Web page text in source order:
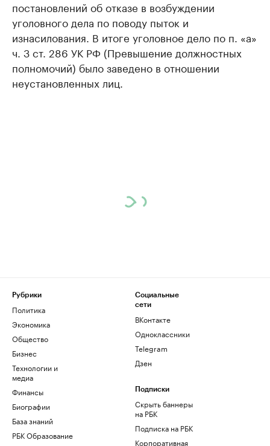
постановлений об отказе в возбуждении
уголовного дела по поводу пыток и
изнасилования. В итоге уголовное дело по п. «а»
ч. 3 ст. 286 УК РФ (Превышение должностных
полномочий) было заведено в отношении
неустановленных лиц.
Рубрики
Политика
Экономика
Общество
Бизнес
Технологии и
медиа
Финансы
Биографии
База знаний
РБК Образование
Социальные
сети
ВКонтакте
Одноклассники
Telegram
Дзен
Подписки
Скрыть баннеры
на РБК
Подписка на РБК
Корпоративная